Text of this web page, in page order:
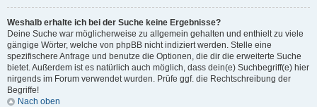
Weshalb erhalte ich bei der Suche keine Ergebnisse?
Deine Suche war möglicherweise zu allgemein gehalten und enthielt zu viele
gängige Wörter, welche von phpBB nicht indiziert werden. Stelle eine
spezifischere Anfrage und benutze die Optionen, die dir die erweiterte Suche
bietet. Außerdem ist es natürlich auch möglich, dass dein(e) Suchbegriff(e) hier
nirgends im Forum verwendet wurden. Prüfe ggf. die Rechtschreibung der
Begriffe!
Nach oben